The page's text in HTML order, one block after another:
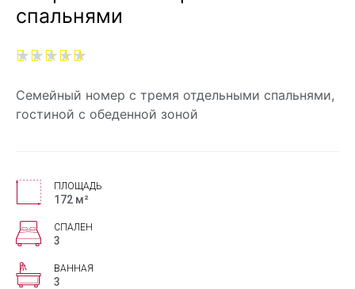
спальнями
★★★★★
Семейный номер с тремя отдельными спальнями,
гостиной с обеденной зоной
ПЛОЩАДЬ
172 м²
СПАЛЕН
3
ВАННАЯ
3